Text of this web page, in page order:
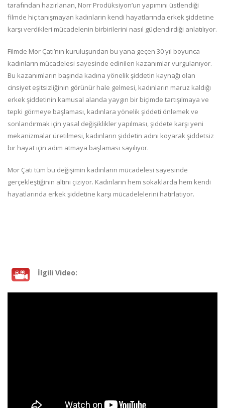
tarafından hazırlanan, Norr Prodüksiyon’un yapımını üstlendiği
filmde hiç tanışmayan kadınların kendi hayatlarında erkek şiddetine
karşı verdikleri mücadelenin birbirilerini nasıl güçlendirdiği anlatılıyor.
Filmde Mor Çatı’nın kuruluşundan bu yana geçen 30 yıl boyunca
kadınların mücadelesi sayesinde edinilen kazanımlar vurgulanıyor.
Bu kazanımların başında kadına yönelik şiddetin kaynağı olan
cinsiyet eşitsizliğinin görünür hale gelmesi, kadınların maruz kaldığı
erkek şiddetinin kamusal alanda yaygın bir biçimde tartışılmaya ve
tepki görmeye başlaması, kadınlara yönelik şiddeti önlemek ve
sonlandırmak için yasal değişiklikler yapılması, şiddete karşı yeni
mekanizmalar üretilmesi, kadınların şiddetin adını koyarak şiddetsiz
bir hayat için adım atmaya başlaması sayılıyor.
Mor Çatı tüm bu değişimin kadınların mücadelesi sayesinde
gerçekleştiğinin altını çiziyor. Kadınların hem sokaklarda hem kendi
hayatlarında erkek şiddetine karşı mücadelelerini hatırlatıyor.
İlgili Video: